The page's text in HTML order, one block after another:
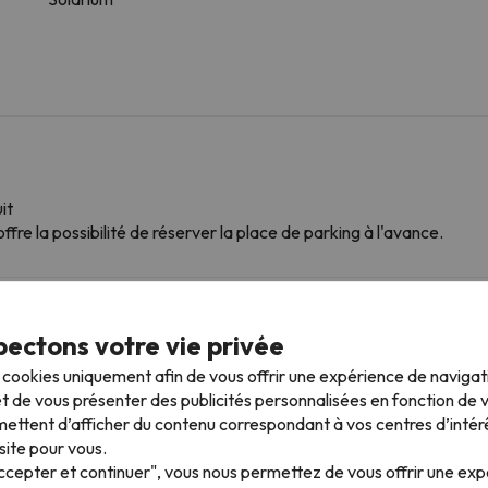
la possibilité de réserver la place de parking à l'avance.
Pour consulter ses conditions, il est indispensable que vous
proches
votre vie privée
cookies uniquement afin de vous offrir une expérience de
de vous présenter des publicités personnalisées en fonction de
d’afficher du contenu correspondant à vos centres
pour vous.
et continuer", vous nous permettez de vous offrir une